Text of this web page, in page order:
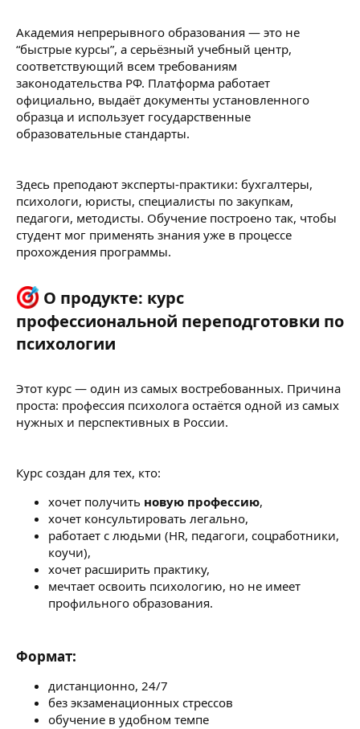
Академия непрерывного образования — это не
“быстрые курсы”, а серьёзный учебный центр,
соответствующий всем требованиям
законодательства РФ. Платформа работает
официально, выдаёт документы установленного
образца и использует государственные
образовательные стандарты.
Здесь преподают эксперты-практики: бухгалтеры,
психологи, юристы, специалисты по закупкам,
педагоги, методисты. Обучение построено так, чтобы
студент мог применять знания уже в процессе
прохождения программы.
О продукте: курс
профессиональной переподготовки по
психологии
Этот курс — один из самых востребованных. Причина
проста: профессия психолога остаётся одной из самых
нужных и перспективных в России.
Курс создан для тех, кто:
хочет получить новую профессию,
хочет консультировать легально,
работает с людьми (HR, педагоги, соцработники,
коучи),
хочет расширить практику,
мечтает освоить психологию, но не имеет
профильного образования.
Формат:​
дистанционно, 24/7
без экзаменационных стрессов
обучение в удобном темпе